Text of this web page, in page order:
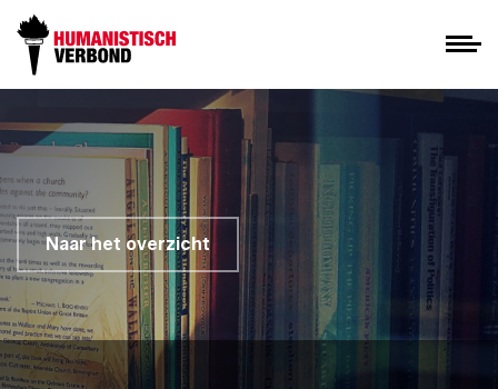
Naar het overzicht